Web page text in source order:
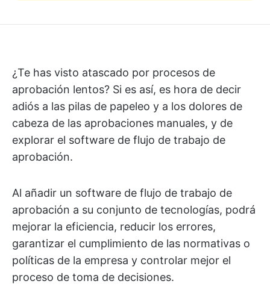
¿Te has visto atascado por procesos de
aprobación lentos? Si es así, es hora de decir
adiós a las pilas de papeleo y a los dolores de
cabeza de las aprobaciones manuales, y de
explorar el software de flujo de trabajo de
aprobación.
Al añadir un software de flujo de trabajo de
aprobación a su conjunto de tecnologías, podrá
mejorar la eficiencia, reducir los errores,
garantizar el cumplimiento de las normativas o
políticas de la empresa y controlar mejor el
proceso de toma de decisiones.